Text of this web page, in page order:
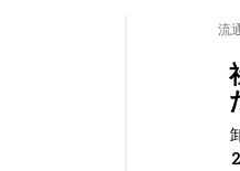
流